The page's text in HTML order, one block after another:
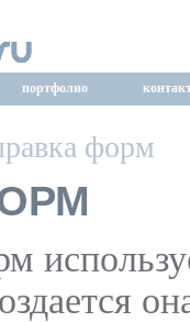
портфолио
форм